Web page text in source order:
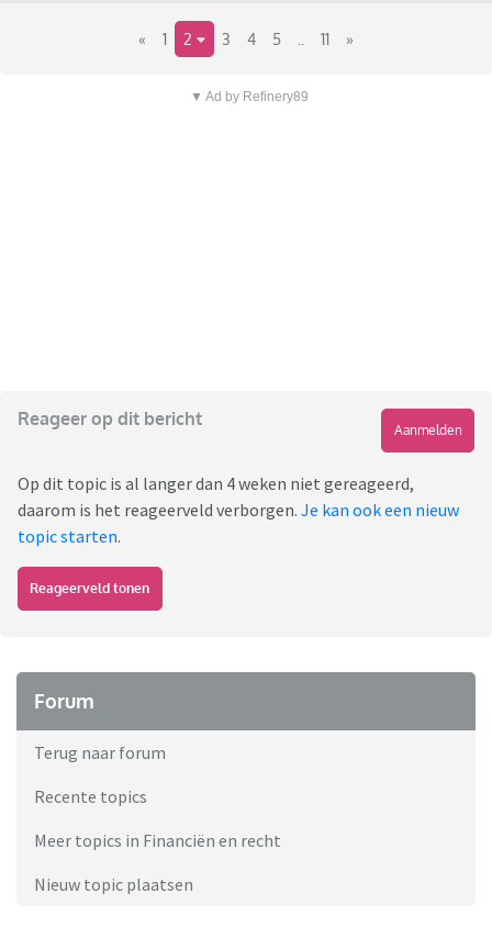
« 1 2 3 4 5 11 »
▼ Ad by Refinery89
Reageer op dit bericht
Aanmelden
Op dit topic is al langer dan 4 weken niet gereageerd,
daarom is het reageerveld verborgen. Je kan ook een nieuw
topic starten.
Reageerveld tonen
Forum
Terug naar forum
Recente topics
Meer topics in Financiën en recht
Nieuw topic plaatsen